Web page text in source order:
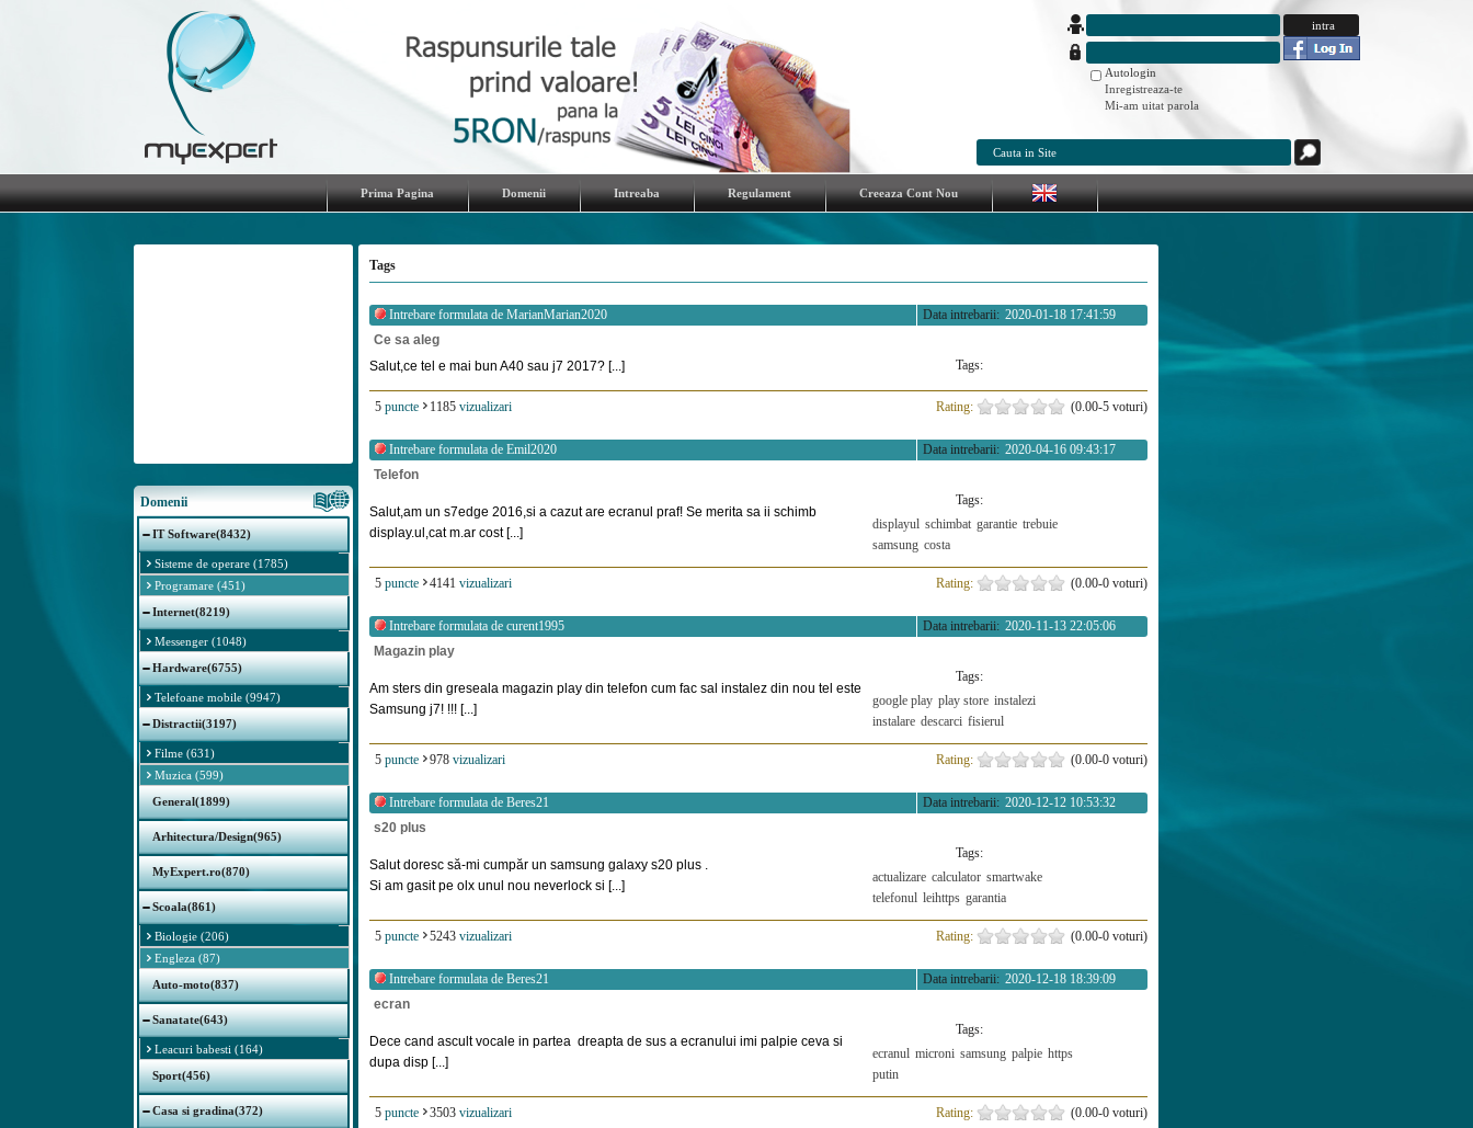
Autologin
Inregistreaza-te
Mi-am uitat parola
Prima Pagina Domenii Intreaba Regulament Creeaza Cont Nou
Domenii
IT Software(8432)
Sisteme de operare (1785)
Programare (451)
Internet(8219)
Messenger (1048)
Hardware(6755)
Telefoane mobile (9947)
Distractii(3197)
Filme (631)
Muzica (599)
General(1899)
Arhitectura/Design(965)
MyExpert.ro(870)
Scoala(861)
Biologie (206)
Engleza (87)
Auto-moto(837)
Sanatate(643)
Leacuri babesti (164)
Sport(456)
Casa si gradina(372)
Tags
Intrebare formulata de MarianMarian2020 2020-01-18 17:41:59
Data intrebarii:
Ce sa aleg
Salut,ce tel e mai bun A40 sau j7 2017? [...]
Tags:
5 puncte 1185 vizualizari (0.00-5 voturi)
Rating:
Intrebare formulata de Emil2020 2020-04-16 09:43:17
Data intrebarii:
Telefon
Salut,am un s7edge 2016,si a cazut are ecranul praf! Se merita sa ii schimb
display.ul,cat m.ar cost [...]
Tags:
displayul schimbat garantie trebuie
samsung costa
5 puncte 4141 vizualizari (0.00-0 voturi)
Rating:
Intrebare formulata de curent1995 2020-11-13 22:05:06
Data intrebarii:
Magazin play
Am sters din greseala magazin play din telefon cum fac sal instalez din nou tel este
Samsung j7! !!! [...]
Tags:
google play play store instalezi
instalare descarci fisierul
5 puncte 978 vizualizari (0.00-0 voturi)
Rating:
Intrebare formulata de Beres21 2020-12-12 10:53:32
Data intrebarii:
s20 plus
Salut doresc să-mi cumpăr un samsung galaxy s20 plus .
Si am gasit pe olx unul nou neverlock si [...]
Tags:
actualizare calculator smartwake
telefonul leihttps garantia
5 puncte 5243 vizualizari (0.00-0 voturi)
Rating:
Intrebare formulata de Beres21 2020-12-18 18:39:09
Data intrebarii:
ecran
Dece cand ascult vocale in partea dreapta de sus a ecranului imi palpie ceva si
dupa disp [...]
Tags:
ecranul microni samsung palpie https
putin
5 puncte 3503 vizualizari (0.00-0 voturi)
Rating: